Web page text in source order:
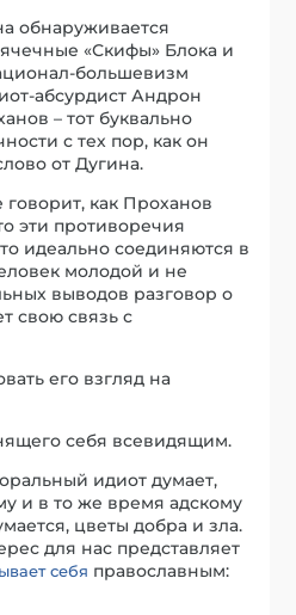
обнаруживается
«Скифы» Блока и
большевизм
абсурдист Андрон
– тот буквально
с тех пор, как он
от Дугина.
как Проханов
эти противоречия
идеально соединяются в
молодой и не
выводов разговор о
свою связь с
его взгляд на
себя всевидящим.
идиот думает,
и в то же время адскому
цветы добра и зла.
для нас представляет
себя православным: